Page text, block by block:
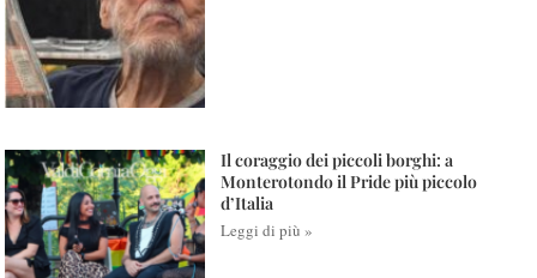
Il coraggio dei piccoli borghi: a
Monterotondo il Pride più piccolo
d’Italia
Leggi di più »